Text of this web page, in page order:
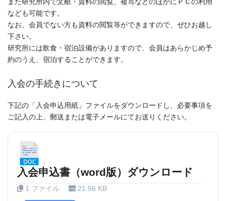
なども可能です。
なお、会員でない方も資料の閲覧等ができますので、ぜひお越し
下さい。
研究所には飲食・宿泊設備がありますので、会員はあらかじめ予
約のうえ、宿泊することができます。
入会の手続きについて
下記の「入会申込用紙」ファイルをダウンロードし、必要事項を
ご記入の上、郵送または電子メールにてお送りください。
入会申込書（word版）ダウンロード
1 ファイル 21.56 KB